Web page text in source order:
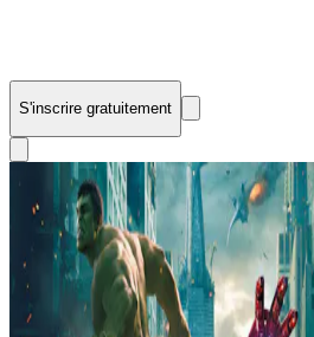
S'inscrire gratuitement